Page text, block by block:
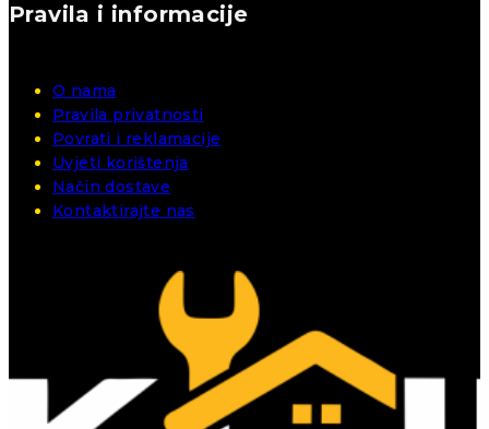
Pravila i informacije
O nama
Pravila privatnosti
Povrati i reklamacije
Uvjeti korištenja
Način dostave
Kontaktirajte nas